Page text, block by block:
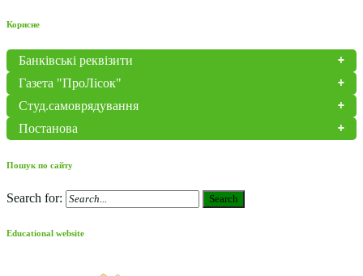
Корисне
Банківські реквізити
Газета "ПроЛісок"
Студ.самоврядування
Постанова
Пошук по сайту
Search for: Search
Educational website